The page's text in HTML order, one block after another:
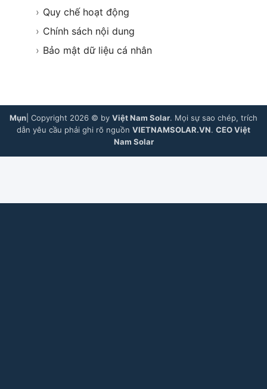
› Quy chế hoạt động
› Chính sách nội dung
› Bảo mật dữ liệu cá nhân
Mụn | Copyright 2026 © by Việt Nam Solar. Mọi sự sao chép, trích
dẫn yêu cầu phải ghi rõ nguồn VIETNAMSOLAR.VN. CEO Việt
Nam Solar